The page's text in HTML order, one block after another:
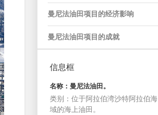
曼尼法油田项目的经济影响
曼尼法油田项目的成就
信息框
名称：曼尼法油田。
类别：位于阿拉伯湾沙特阿拉伯海
域的海上油田。